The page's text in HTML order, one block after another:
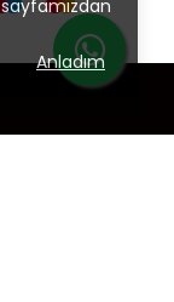
sayfamızdan
Anladım